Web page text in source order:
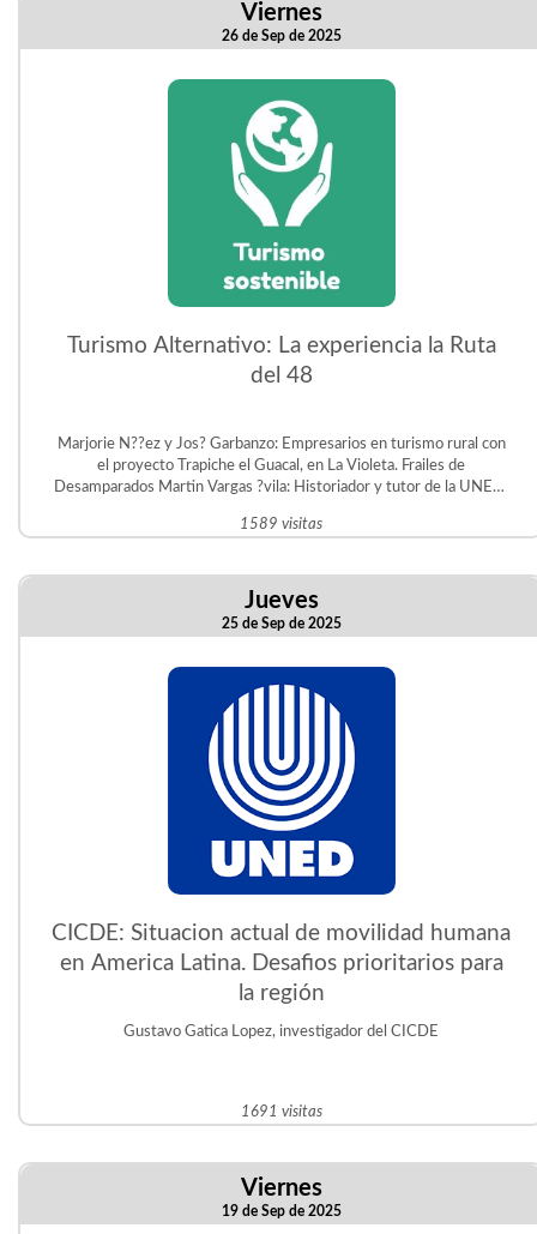
Viernes
26 de Sep de 2025
Turismo Alternativo: La experiencia la Ruta
del 48
Marjorie N??ez y Jos? Garbanzo: Empresarios en turismo rural con
el proyecto Trapiche el Guacal, en La Violeta. Frailes de
Desamparados Martin Vargas ?vila: Historiador y tutor de la UNED.
1589 visitas
Jueves
25 de Sep de 2025
CICDE: Situacion actual de movilidad humana
en America Latina. Desafios prioritarios para
la región
Gustavo Gatica Lopez, investigador del CICDE
1691 visitas
Viernes
19 de Sep de 2025